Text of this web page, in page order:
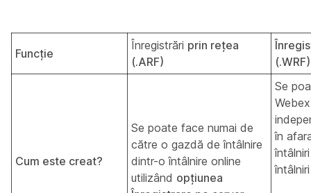
Funcție
Înregistrări prin rețea
(.ARF)
(.WRF)
Cum este creat?
Se poate face numai de
către o gazdă de întâlnire
dintr-o întâlnire online
utilizând opțiunea
Se
în